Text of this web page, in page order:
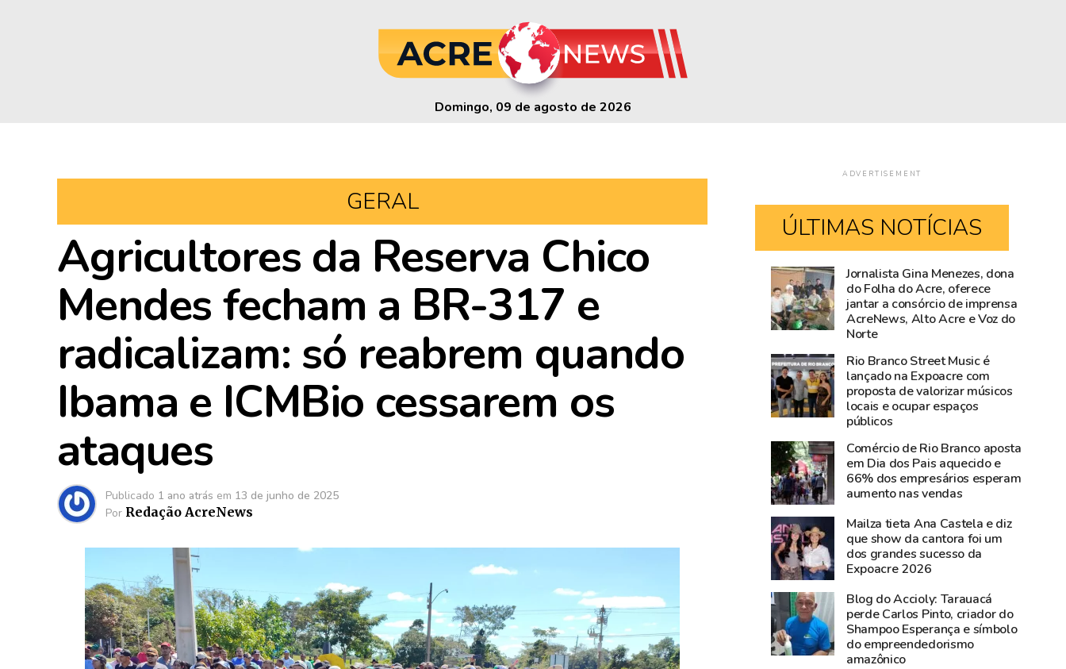
Domingo, 09 de agosto de 2026
GERAL
Agricultores da Reserva Chico
Mendes fecham a BR-317 e
radicalizam: só reabrem quando
Ibama e ICMBio cessarem os
ataques
Publicado 1 ano atrás em 13 de junho de 2025
Por Redação AcreNews
ADVERTISEMENT
ÚLTIMAS NOTÍCIAS
Acre
fica
sem
193
181
neste
sábado
por
instabilidade
técnica
Fiscalização
da
Prefeitura
Rio
Branco
acompanha
animais
todos
dias
usa
drones
na
Expoacre
Jornalista Gina Menezes, dona
do Folha do Acre, oferece
jantar a consórcio de imprensa
AcreNews, Alto Acre e Voz do
Norte
Rio Branco Street Music é
lançado na Expoacre com
proposta de valorizar músicos
locais e ocupar espaços
públicos
Comércio de Rio Branco aposta
em Dia dos Pais aquecido e
66% dos empresários esperam
aumento nas vendas
Mailza tieta Ana Castela e diz
que show da cantora foi um
dos grandes sucesso da
Expoacre 2026
Blog do Accioly: Tarauacá
perde Carlos Pinto, criador do
Shampoo Esperança e símbolo
do empreendedorismo
amazônico